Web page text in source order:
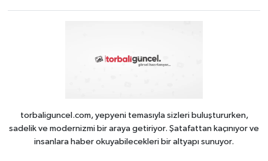
torbaliguncel.com, yepyeni temasıyla sizleri buluştururken,
sadelik ve modernizmi bir araya getiriyor. Şatafattan kaçınıyor ve
insanlara haber okuyabilecekleri bir altyapı sunuyor.